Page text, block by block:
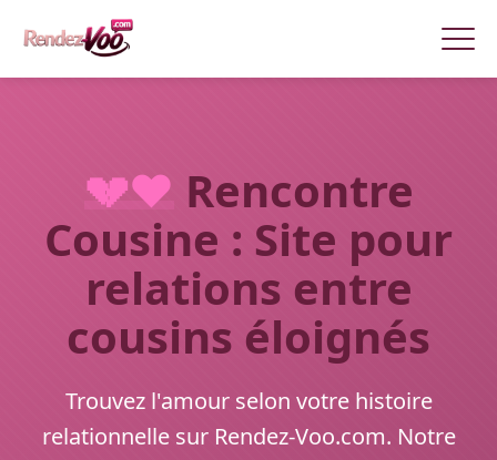
💔❤️ Rencontre
Cousine : Site pour
relations entre
cousins éloignés
Trouvez l'amour selon votre histoire
relationnelle sur Rendez-Voo.com. Notre